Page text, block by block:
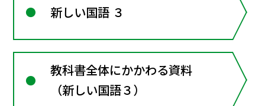
新しい国語 ３
教科書全体にかかわる資料
（新しい国語３）